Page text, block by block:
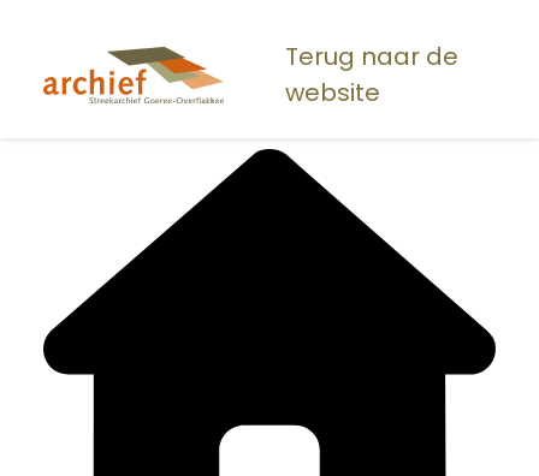
naar
Terug naar de
website